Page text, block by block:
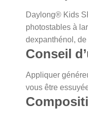
Daylong® Kids
photostables à
dexpanthénol,
Conseil
Appliquer
vous être